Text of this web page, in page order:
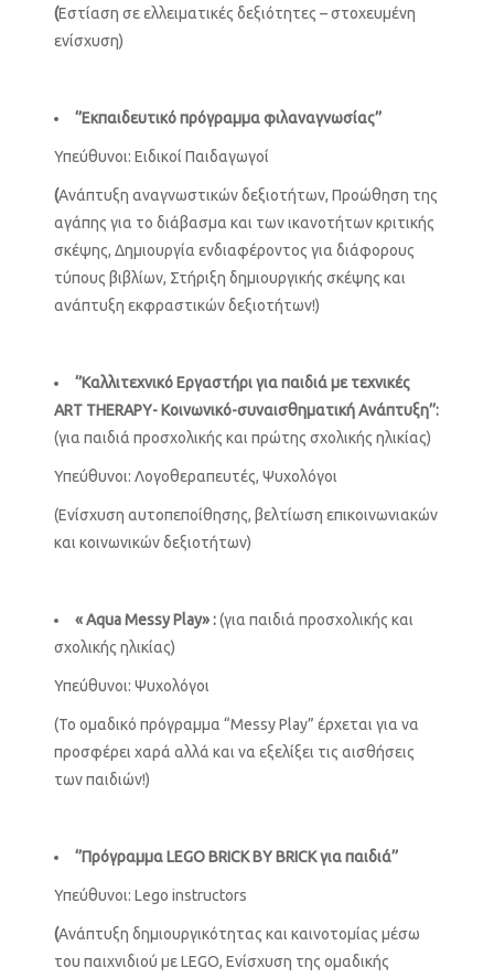
(Εστίαση σε ελλειματικές δεξιότητες – στοχευμένη
ενίσχυση)
‘’Εκπαιδευτικό πρόγραμμα φιλαναγνωσίας’’
Υπεύθυνοι: Ειδικοί Παιδαγωγοί
(Aνάπτυξη αναγνωστικών δεξιοτήτων, Προώθηση της
αγάπης για το διάβασμα και των ικανοτήτων κριτικής
σκέψης, Δημιουργία ενδιαφέροντος για διάφορους
τύπους βιβλίων, Στήριξη δημιουργικής σκέψης και
ανάπτυξη εκφραστικών δεξιοτήτων!)
‘’Καλλιτεχνικό Εργαστήρι για παιδιά με τεχνικές
ΑRΤ ΤΗERAPΥ- Κοινωνικό-συναισθηματική Ανάπτυξη’’:
(για παιδιά προσχολικής και πρώτης σχολικής ηλικίας)
Υπεύθυνοι: Λογοθεραπευτές, Ψυχολόγοι
(Ενίσχυση αυτοπεποίθησης, βελτίωση επικοινωνιακών
και κοινωνικών δεξιοτήτων)
«Aqua Messy Play» :(για παιδιά προσχολικής και
σχολικής ηλικίας)
Υπεύθυνοι: Ψυχολόγοι
(Το ομαδικό πρόγραμμα “Messy Play” έρχεται για να
προσφέρει χαρά αλλά και να εξελίξει τις αισθήσεις
των παιδιών!)
‘’Πρόγραμμα LEGO BRICK BY BRICKγια παιδιά’’
Υπεύθυνοι: Lego instructors
(Aνάπτυξη δημιουργικότητας και καινοτομίας μέσω
του παιχνιδιού με LEGO, Ενίσχυση της ομαδικής